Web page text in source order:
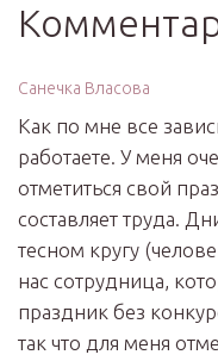
Санечка Власова
Как по мне все
работаете. У меня
отметиться свой
составляет труда.
тесном кругу
нас сотрудница,
праздник без
так что для меня